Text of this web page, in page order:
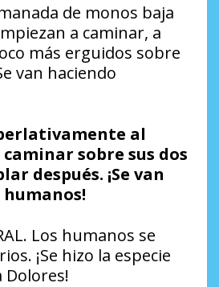
de monos baja
a caminar, a
más erguidos sobre
van haciendo
al
sobre sus dos
después. ¡Se van
humanos!
Los humanos se
¡Se hizo la especie
Dolores!